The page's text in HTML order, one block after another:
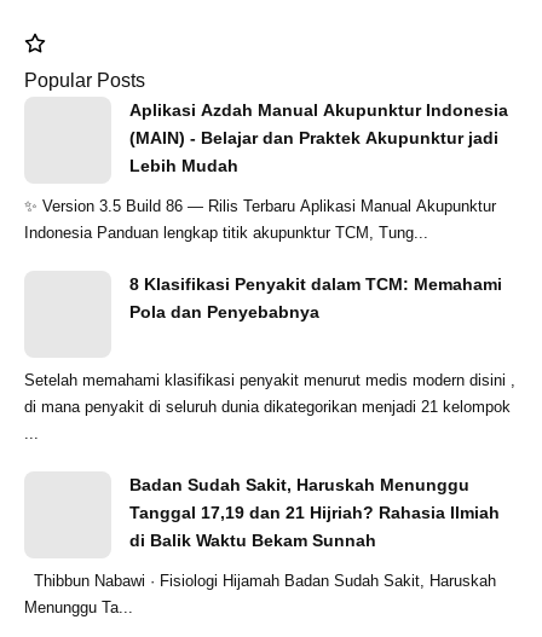
Popular Posts
Aplikasi Azdah Manual Akupunktur Indonesia
(MAIN) - Belajar dan Praktek Akupunktur jadi
Lebih Mudah
✨ Version 3.5 Build 86 — Rilis Terbaru Aplikasi Manual Akupunktur
Indonesia Panduan lengkap titik akupunktur TCM, Tung...
8 Klasifikasi Penyakit dalam TCM: Memahami
Pola dan Penyebabnya
Setelah memahami klasifikasi penyakit menurut medis modern disini ,
di mana penyakit di seluruh dunia dikategorikan menjadi 21 kelompok
Badan Sudah Sakit, Haruskah Menunggu
Tanggal 17,19 dan 21 Hijriah? Rahasia Ilmiah
di Balik Waktu Bekam Sunnah
Menunggu Ta...